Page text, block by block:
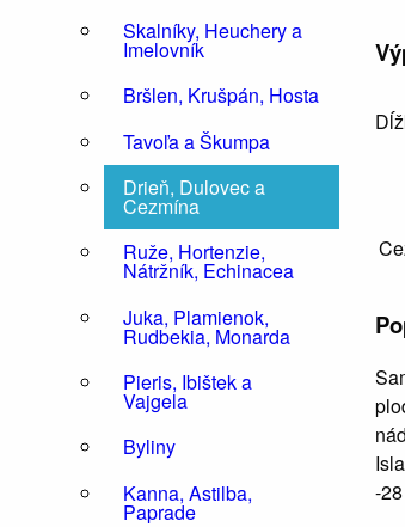
Skalníky, Heuchery a
Imelovník
Bršlen, Krušpán, Hosta
Tavoľa a Škumpa
Drieň, Dulovec a
Cezmína
Ruže, Hortenzie,
Nátržník, Echinacea
Juka, Plamienok,
Rudbekia, Monarda
Pieris, Ibištek a
Vajgela
Byliny
Kanna, Astilba,
Paprade
-